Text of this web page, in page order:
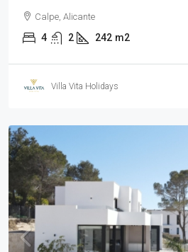
Calpe, Alicante
4 2 242 m2
Villa Vita Holidays